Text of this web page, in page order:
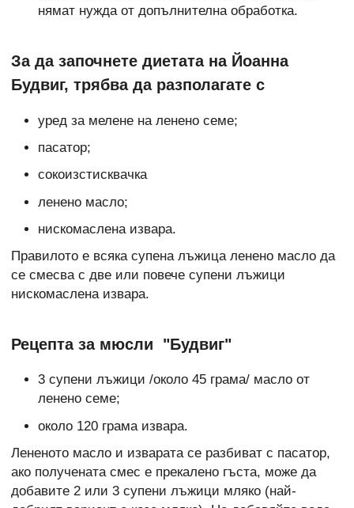
нямат нужда от допълнителна обработка.
За да започнете диетата на Йоанна
Будвиг, трябва да разполагате с
уред за мелене на ленено семе;
пасатор;
сокоизстисквачка
ленено масло;
нискомаслена извара.
Правилото е всяка супена лъжица ленено масло да
се смесва с две или повече супени лъжици
нискомаслена извара.
Рецепта за мюсли "Будвиг"
3 супени лъжици /около 45 грама/ масло от
ленено семе;
около 120 грама извара.
Лененото масло и изварата се разбиват с пасатор,
ако получената смес е прекалено гъста, може да
добавите 2 или 3 супени лъжици мляко (най-